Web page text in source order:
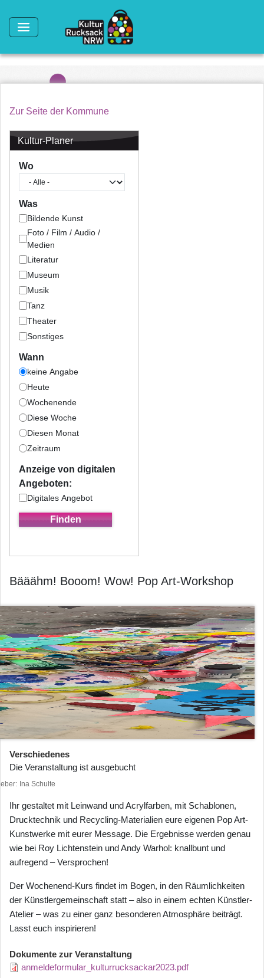
Zur Seite der Kommune
Kultur-Planer
Wo
Was
Bildende Kunst
Foto / Film / Audio /
Medien
Literatur
Museum
Musik
Tanz
Theater
Sonstiges
Wann
keine Angabe
Heute
Wochenende
Diese Woche
Diesen Monat
Zeitraum
Anzeige von digitalen
Angeboten:
Digitales Angebot
Bääähm! Booom! Wow! Pop Art-Workshop
Verschiedenes
Die Veranstaltung ist ausgebucht
Ina Schulte
Ihr gestaltet mit Leinwand und Acrylfarben, mit Schablonen,
Drucktechnik und Recycling-Materialien eure eigenen Pop Art-
Kunstwerke mit eurer Message. Die Ergebnisse werden genau
wie bei Roy Lichtenstein und Andy Warhol: knallbunt und
aufregend – Versprochen!
Der Wochenend-Kurs findet im Bogen, in den Räumlichkeiten
der Künstlergemeinschaft statt – also in einem echten Künstler-
Atelier – was zu einer ganz besonderen Atmosphäre beiträgt.
Lasst euch inspirieren!
Dokumente zur Veranstaltung
anmeldeformular_kulturrucksackar2023.pdf